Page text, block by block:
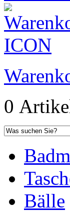
0
Bälle